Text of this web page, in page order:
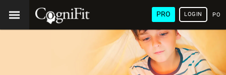
PRO LOGIN